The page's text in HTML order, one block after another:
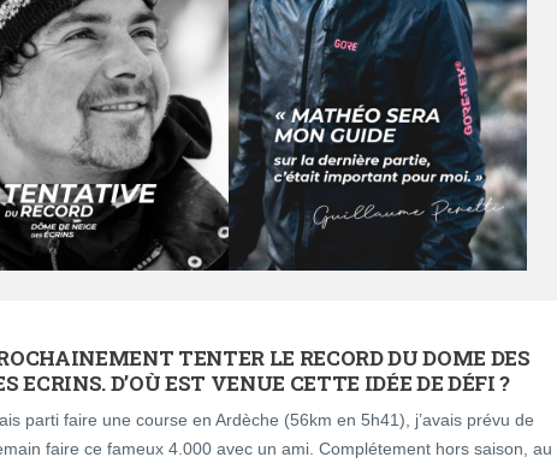
TENTER LE RECORD DU DOME DES
ECRINS. D’OÙ EST VENUE CETTE IDÉE DE DÉFI ?
parti faire une course en Ardèche (56km en 5h41), j’avais prévu de
faire ce fameux 4.000 avec un ami. Complétement hors saison, au